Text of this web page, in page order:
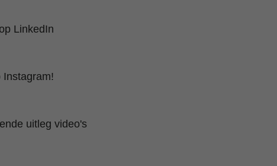
LinkedIn
Instagram!
uitleg video's